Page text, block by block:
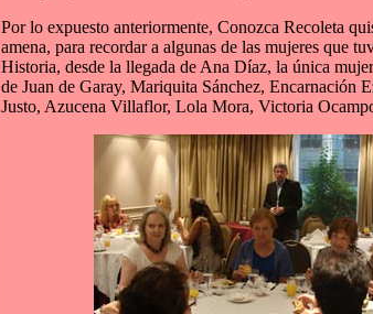
Por lo expuesto anteriormente, Conozca Recoleta
amena, para recordar a algunas de las mujeres que
Historia, desde la llegada de Ana Díaz, la única
de Juan de Garay, Mariquita Sánchez, Encarnación
Justo, Azucena Villaflor, Lola Mora, Victoria